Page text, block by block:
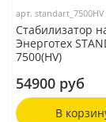
арт.standart_7500HV
Стабилизатор
Энерготех
7500(HV)
54900 руб
В